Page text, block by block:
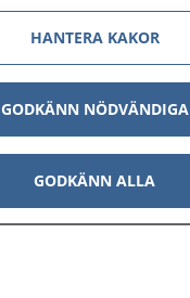
HANTERA KAKOR
GODKÄNN NÖDVÄNDIGA
GODKÄNN ALLA